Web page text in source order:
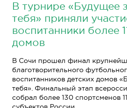
В турнире «Будущее
тебя» приняли
воспитанники более
домов
В Сочи прошел финал
благотворительного
воспитанников детских домов
тебя». Финальный этап
собрал более 130 спортсменов